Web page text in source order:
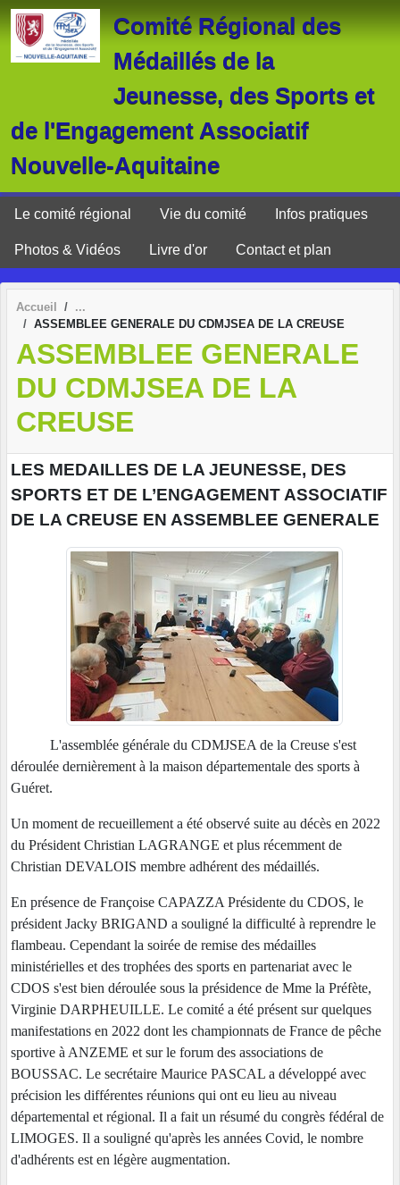
Comité Régional des
Médaillés de la
Jeunesse, des Sports et
de l'Engagement Associatif
Nouvelle-Aquitaine
Le comité régional Vie du comité Infos pratiques
Photos & Vidéos Livre d'or Contact et plan
Accueil
ASSEMBLEE GENERALE DU CDMJSEA DE LA CREUSE
ASSEMBLEE GENERALE
DU CDMJSEA DE LA
CREUSE
LES MEDAILLES DE LA JEUNESSE, DES
SPORTS ET DE L’ENGAGEMENT ASSOCIATIF
DE LA CREUSE EN ASSEMBLEE GENERALE
L'assemblée générale du CDMJSEA de la Creuse s'est
déroulée dernièrement à la maison départementale des sports à
Guéret.
Un moment de recueillement a été observé suite au décès en 2022
du Président Christian LAGRANGE et plus récemment de
Christian DEVALOIS membre adhérent des médaillés.
En présence de Françoise CAPAZZA Présidente du CDOS, le
président Jacky BRIGAND a souligné la difficulté à reprendre le
flambeau. Cependant la soirée de remise des médailles
ministérielles et des trophées des sports en partenariat avec le
CDOS s'est bien déroulée sous la présidence de Mme la Préfète,
Virginie DARPHEUILLE. Le comité a été présent sur quelques
manifestations en 2022 dont les championnats de France de pêche
sportive à ANZEME et sur le forum des associations de
BOUSSAC. Le secrétaire Maurice PASCAL a développé avec
précision les différentes réunions qui ont eu lieu au niveau
départemental et régional. Il a fait un résumé du congrès fédéral de
LIMOGES. Il a souligné qu'après les années Covid, le nombre
d'adhérents est en légère augmentation.
Panneau de gestion des cookies